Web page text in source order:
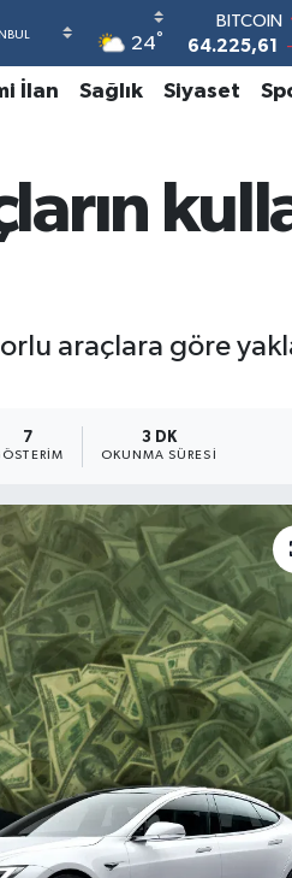
24°
DOLAR
47,7143
EURO
55,0317 -
6574.81
BİST100
İlan Sağlık Siyaset
araçlara göre
7 3 DK
OKUNMA SÜRESI